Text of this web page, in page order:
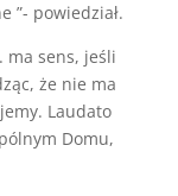
”- powiedział.
ma sens, jeśli
że nie ma
Laudato
Domu,